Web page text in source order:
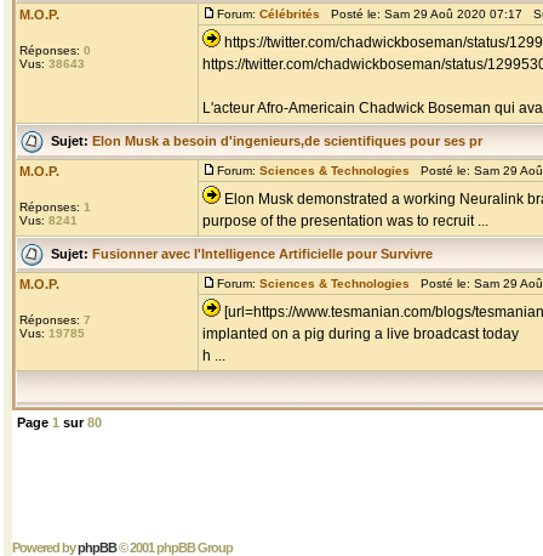
M.O.P.
Réponses: 0
Vus: 38643
Forum: Célébrités Posté le: Sam 29 Aoû 2020 07:17
https://twitter.com/chadwickboseman/status/
https://twitter.com/chadwickboseman/status/
L'acteur Afro-Americain Chadwick Boseman qui
Sujet: Elon Musk a besoin d'ingenieurs,de scientifiques pour ses pr
M.O.P.
Réponses: 1
Vus: 8241
Forum: Sciences & Technologies Posté le: Sam 29
Elon Musk demonstrated a working Neuralink
purpose of the presentation was to recruit ...
Sujet: Fusionner avec l'Intelligence Artificielle pour Survivre
M.O.P.
Réponses: 7
Vus: 19785
Forum: Sciences & Technologies Posté le: Sam 29
[url=https://www.tesmanian.com/blogs/
implanted on a pig during a live broadcast today
h ...
Page 1 sur80
Powered byphpBB© 2001 phpBB Group